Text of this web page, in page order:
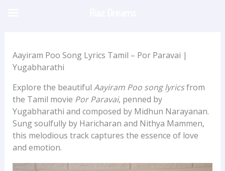
Aayiram Poo Song Lyrics Tamil – Por Paravai |
Yugabharathi
Explore the beautiful Aayiram Poo song lyricsfrom
the Tamil movie Por Paravai, penned by
Yugabharathi and composed by Midhun Narayanan.
Sung soulfully by Haricharan and Nithya Mammen,
this melodious track captures the essence of love
and emotion.